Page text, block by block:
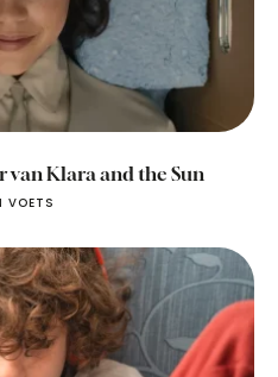
van Klara and the Sun
VOETS